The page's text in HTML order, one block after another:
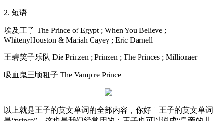
2. 短语
埃及王子 The Prince of Egypt ; When You Believe ;
WhitenyHouston & Mariah Cayey ; Eric Darnell
王碧笑子乐队 Die Prinzen ; Prinzen ; The Princes ; Millionaer
吸血鬼王顷租子 The Vampire Prince
以上就是王子的英文单词的全部内容，你好！王子的英文单词